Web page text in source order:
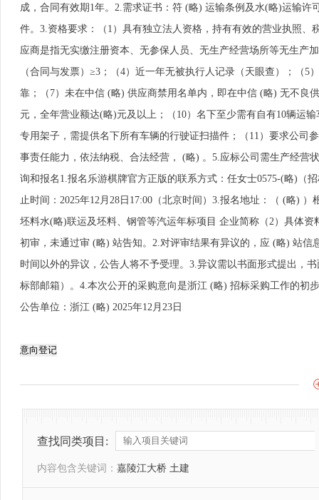
成，合同有效期1年。2.需求证书：符 (略) 运输条例及水(略)运输
件。3.资格要求：（1）具有独立法人资格，持有有效的营业执照、
应商是指无实缴注册资本、无参保人员、无生产经营场所等无生产
（合同与发票）≥3；（4）近一年无被执行人记录（天眼查）；（
靠；（7）未在中信 (略) 供应商禁用名单内，即在中信 (略) 无不良
元，全年营业额达(略)元及以上；（10）名下至少需有自有10辆运
专用架子，需提供名下所有车辆的行驶证扫描件；（11）要求公司
事责任能力，依法纳税、合法经营， (略) 。5.应标公司需生产经营
询和报名1.报名乐游棋牌官方正版的联系方式：任女士0575-(略)（
止时间：2025年12月28日17:00（北京时间）3.报名地址：（ (略)
坯料水(略)联运及坯料、钢管等汽运年标项目 企业简称（2）具体
初审，未通过审 (略) 站告知。2.对评审结果有异议的，应 (略) 站
时间以外的异议，公告人将不予受理。3.异议需以书面形式提出，
标部邮箱）。4.本次公开的采购意向是浙江 (略) 招标采购工作的初
公告单位：浙江 (略) 2025年12月23日
意向登记
查找同类项目:
内容包含关键词： 嘉陵江大桥 土建